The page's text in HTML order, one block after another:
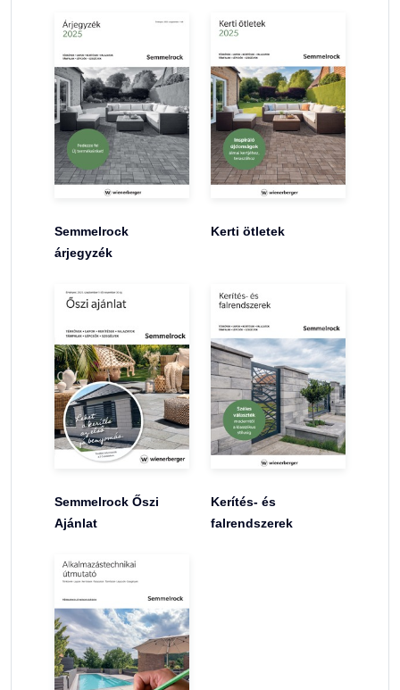
Semmelrock
árjegyzék
Kerti ötletek
Semmelrock Őszi
Ajánlat
Kerítés- és
falrendszerek